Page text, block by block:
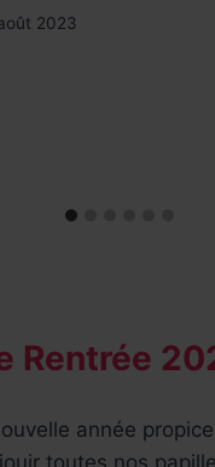
2023
Rentrée
année